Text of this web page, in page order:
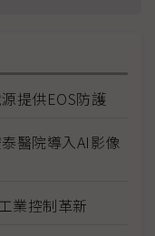
提供EOS防護
醫院導入AI影像
業控制革新